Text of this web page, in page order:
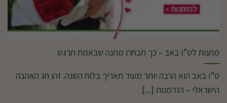
מתנות לט”ו באב – כך תבחרו מתנה שבאמת תרגש
ט”ו באב הוא הרבה יותר מעוד תאריך בלוח השנה. זהו חג האהבה
הישראלי – הזדמנות [...]